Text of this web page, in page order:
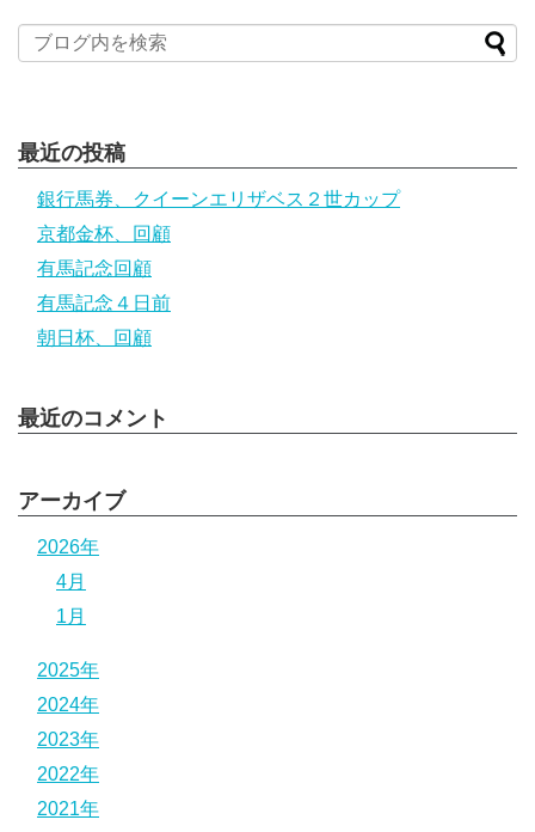
最近の投稿
銀行馬券、クイーンエリザベス２世カップ
京都金杯、回顧
有馬記念回顧
有馬記念４日前
朝日杯、回顧
最近のコメント
アーカイブ
2026年
4月
1月
2025年
2024年
2023年
2022年
2021年